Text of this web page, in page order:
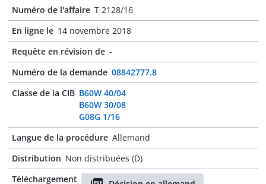
Numéro de l'affaire T 2128/16
En ligne le 14 novembre 2018
Requête en révision de -
Numéro de la demande 08842777.8
Classe de la CIB B60W 40/04
B60W 30/08
G08G 1/16
Langue de la procédure Allemand
Distribution Non distribuées (D)
Téléchargement